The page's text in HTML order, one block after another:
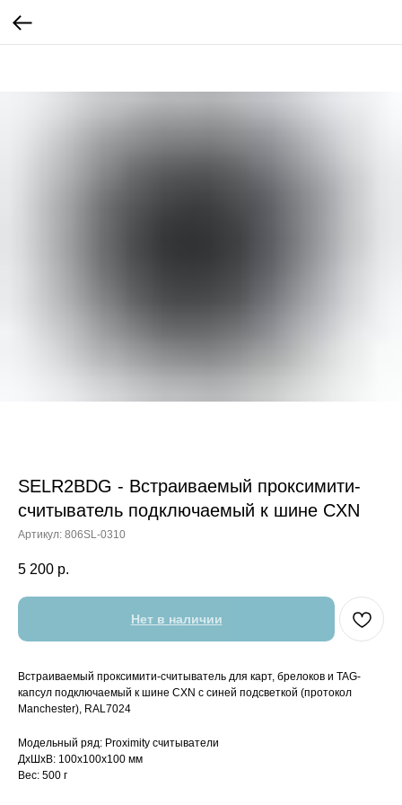
SELR2BDG - Встраиваемый проксимити-
считыватель подключаемый к шине CXN
Артикул: 806SL-0310
5 200 р.
Нет в наличии
Встраиваемый проксимити-считыватель для карт, брелоков и TAG-
капсул подключаемый к шине CXN с синей подсветкой (протокол
Manchester), RAL7024
Модельный ряд: Proximity считыватели
ДxШxВ: 100x100x100 мм
Вес: 500 г